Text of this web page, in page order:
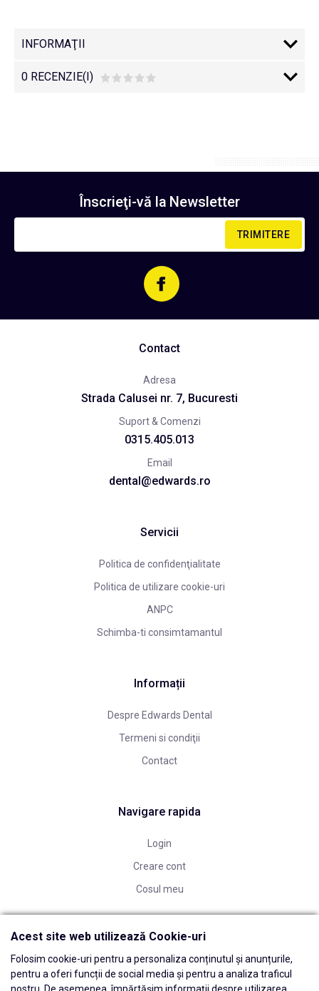
INFORMAŢII
0 RECENZIE(I)
Înscrieţi-vă la Newsletter
TRIMITERE
Contact
Adresa
Strada Calusei nr. 7, Bucuresti
Suport & Comenzi
0315.405.013
Email
dental@edwards.ro
Servicii
Politica de confidenţialitate
Politica de utilizare cookie-uri
ANPC
Schimba-ti consimtamantul
Informații
Despre Edwards Dental
Termeni si condiţii
Contact
Navigare rapida
Login
Creare cont
Cosul meu
Acest site web utilizează Cookie-uri
Folosim cookie-uri pentru a personaliza conținutul și anunțurile,
pentru a oferi funcții de social media și pentru a analiza traficul